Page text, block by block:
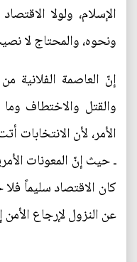
الإسلام، ولولا
ونحوه، والمحتاج لا
إنّ العاصمة الفلانية
والقتل والاختطاف
الأمر، لأن
ـ حيث إنّ المعونات
كان الاقتصاد سليماً
عن النزول لإرجاع الأمن